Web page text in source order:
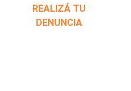
REALIZÁ TU
DENUNCIA